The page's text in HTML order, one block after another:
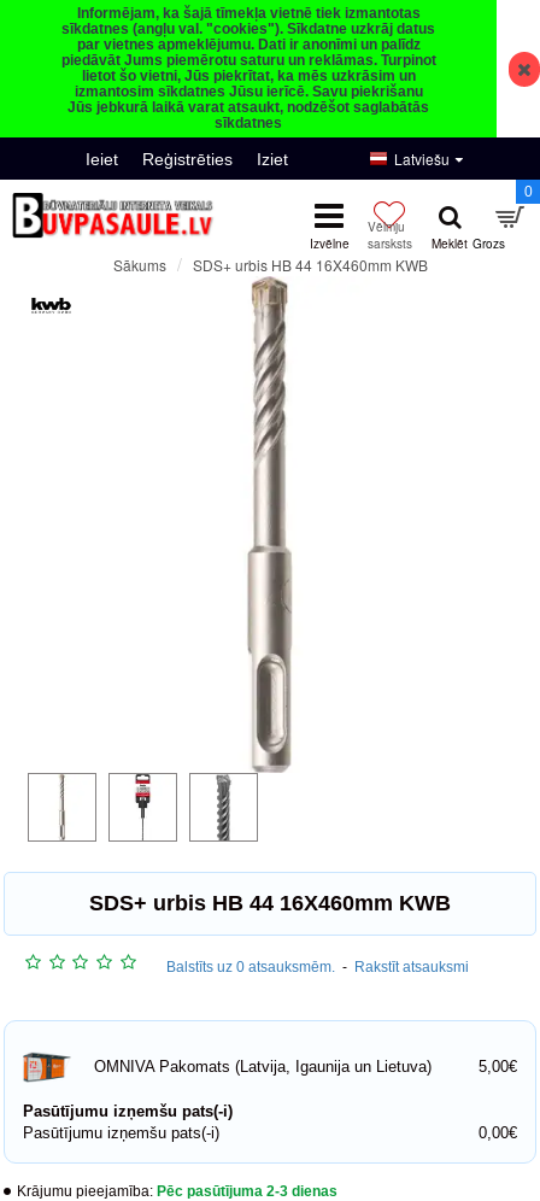
Informējam, ka šajā tīmekļa vietnē tiek izmantotas
sīkdatnes (angļu val. "cookies"). Sīkdatne uzkrāj datus
par vietnes apmeklējumu. Dati ir anonīmi un palīdz
piedāvāt Jums piemērotu saturu un reklāmas. Turpinot
lietot šo vietni, Jūs piekrītat, ka mēs uzkrāsim un
izmantosim sīkdatnes Jūsu ierīcē. Savu piekrišanu
Jūs jebkurā laikā varat atsaukt, nodzēšot saglabātās
sīkdatnes
Ieiet Reģistrēties Iziet Latviešu
0
Sākums SDS+ urbis HB 44 16X460mm KWB
SDS+ urbis HB 44 16X460mm KWB
Krājumu pieejamība: Pēc pasūtījuma 2-3 dienas
Balstīts uz 0 atsauksmēm. - Rakstīt atsauksmi
OMNIVA Pakomats (Latvija, Igaunija un Lietuva) 5,00€
Pasūtījumu izņemšu pats(-i)
Pasūtījumu izņemšu pats(-i)
0,00€